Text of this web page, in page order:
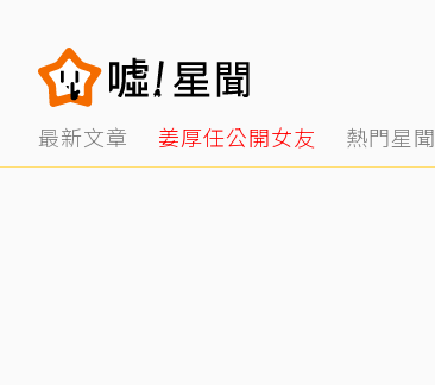
最新文章 姜厚任公開女友 熱門星聞